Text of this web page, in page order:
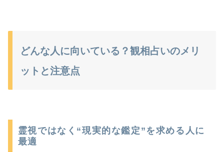
どんな人に向いている？観相占いのメリ
ットと注意点
霊視ではなく“現実的な鑑定”を求める人に
最適